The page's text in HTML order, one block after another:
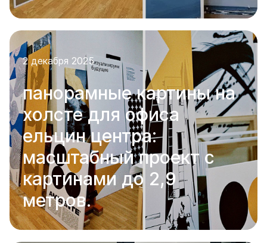
2 декабря 2025
панорамные картины на
холсте для офиса
ельцин центра:
масштабный проект с
картинами до 2,9
метров.